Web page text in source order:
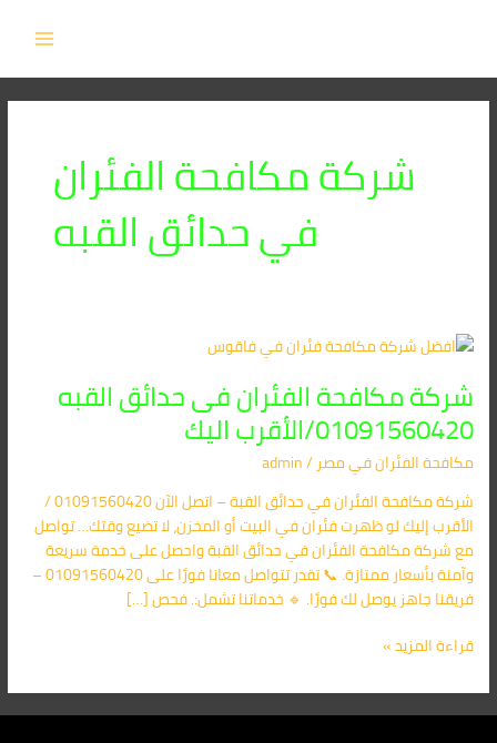
شركة مكافحة الفئران
في حدائق القبه
شركة مكافحة الفئران فى حدائق القبه
01091560420/الأقرب اليك
مكافحة الفئران​ في مصر/
admin
شركة مكافحة الفئران في حدائق القبة – اتصل الآن 01091560420 /
الأقرب إليك لو ظهرت فئران في البيت أو المخزن، لا تضيع وقتك… تواصل
مع شركة مكافحة الفئران في حدائق القبة واحصل على خدمة سريعة
وآمنة بأسعار ممتازة. 📞 تقدر تتواصل معانا فورًا على 01091560420 –
فريقنا جاهز يوصل لك فورًا. 🔹 خدماتنا تشمل:. فحص […]
شركة
الفئران
فى
حدائق
القبه
01091560420/
الأقرب
اليك
قراءة المزيد »